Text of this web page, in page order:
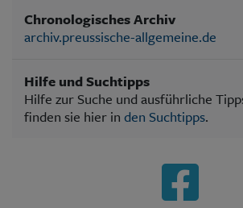
Chronologisches Archiv
archiv.preussische-allgemeine.de
Hilfe und Suchtipps
Hilfe zur Suche und ausführliche
finden sie hier in den Suchtipps.